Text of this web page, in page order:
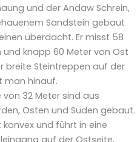
und der Andaw Schrein,
Sandstein gebaut
überdacht. Er misst 58
knapp 60 Meter von Ost
breite Steintreppen auf der
man hinauf.
32 Meter sind aus
Osten und Süden gebaut.
und führt in eine
auf der Ostseite,